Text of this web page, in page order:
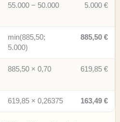
55.000 − 50.000 5.000 €
min(885,50;
5.000)
885,50 €
885,50 × 0,70 619,85 €
619,85 × 0,26375 163,49 €